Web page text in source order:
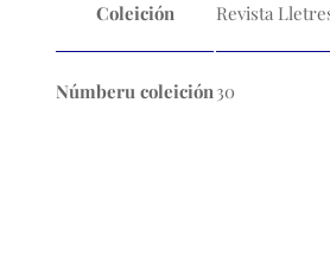
Coleición Revista
Númberu coleición30